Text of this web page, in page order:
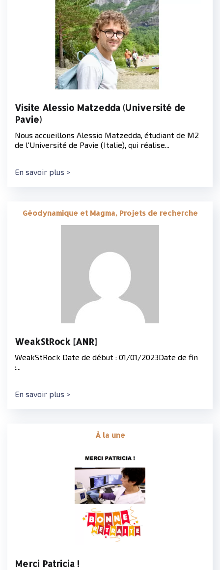
Visite Alessio Matzedda (Université de
Pavie)
Nous accueillons Alessio Matzedda, étudiant de M2
de l'Université de Pavie (Italie), qui réalise...
En savoir plus >
Géodynamique et Magma, Projets de recherche
WeakStRock [ANR]
WeakStRock Date de début : 01/01/2023Date de fin
:...
En savoir plus >
À la une
Merci Patricia !